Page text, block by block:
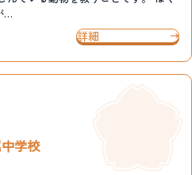
…
詳細
学校